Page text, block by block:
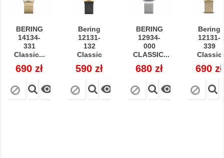
BERING
14134-
331
Classic...
Cena
690 zł

Bering
12131-
132
Classic
Cena
590 zł

BERING
12934-
000
CLASSIC...
Cena
680 zł

Bering
12131-
339
Classic
Cena
690 zł